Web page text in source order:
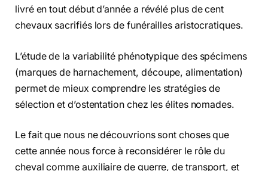
livré en tout début d’année a révélé plus de cent
chevaux sacrifiés lors de funérailles aristocratiques.
L’étude de la variabilité phénotypique des spécimens
(marques de harnachement, découpe, alimentation)
permet de mieux comprendre les stratégies de
sélection et d’ostentation chez les élites nomades.
Le fait que nous ne découvrions sont choses que
cette année nous force à reconsidérer le rôle du
cheval comme auxiliaire de guerre, de transport, et